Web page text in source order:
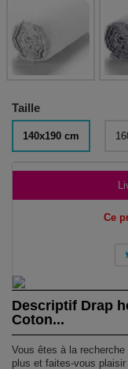
Taille
140x190 cm
Ce
Descriptif Drap
Coton...
Vous êtes à la recherche
plus et faites-vous